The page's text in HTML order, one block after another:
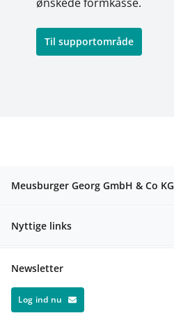
Til supportområde
Meusburger Georg GmbH & Co KG
Nyttige links
Newsletter
Log ind nu